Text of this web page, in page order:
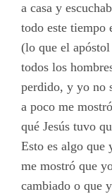
a casa y
todo este tiempo
(lo que el
todos los
perdido, y yo no
a poco me
qué Jesús tuvo
Esto es algo que
me mostró que
cambiado o que